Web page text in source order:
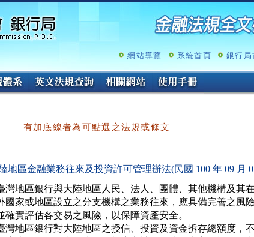
跳
容
網站導覽 系統首頁 銀行局
有加底線者為可點選之法規或條文
地區金融業務往來及投資許可管理辦法(民國 100 年 09 月
灣地區銀行與大陸地區人民、法人、團體、其他機構及其
國家或地區設立之分支機構之業務往來，應具備完善之風
確實評估各交易之風險，以保障資產安全。
灣地區銀行對大陸地區之授信、投資及資金拆存總額度，